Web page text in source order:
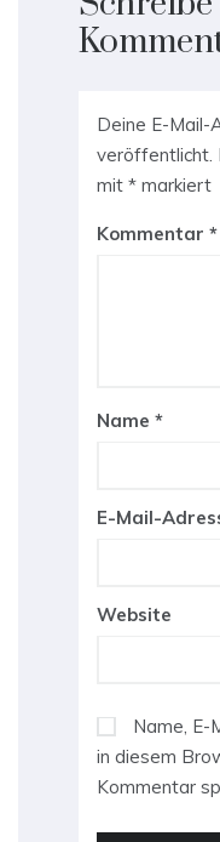
Deine E-Mail-
veröffentlicht.
mit * markiert
Kommentar *
Name *
E-Mail-
Website
Name, E-
in diesem
Kommentar